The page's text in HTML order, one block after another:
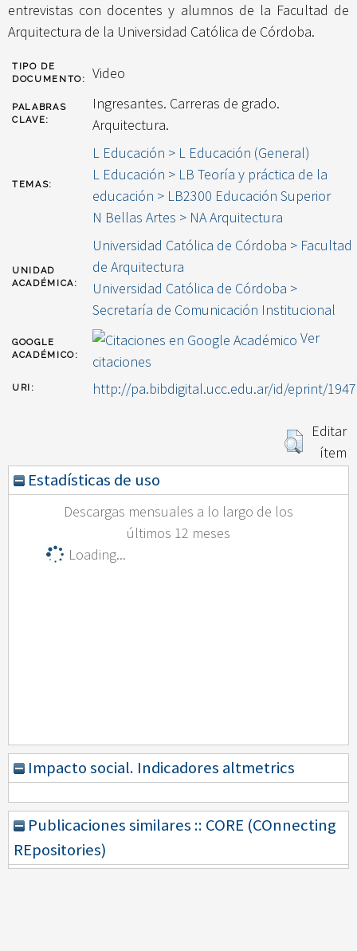
entrevistas con docentes y alumnos de la Facultad de
Arquitectura de la Universidad Católica de Córdoba.
TIPO DE
DOCUMENTO:
Video
PALABRAS
CLAVE:
Ingresantes. Carreras de grado.
Arquitectura.
TEMAS:
L Educación > L Educación (General)
L Educación > LB Teoría y práctica de la
educación > LB2300 Educación Superior
N Bellas Artes > NA Arquitectura
UNIDAD
ACADÉMICA:
Universidad Católica de Córdoba > Facultad
de Arquitectura
Universidad Católica de Córdoba >
Secretaría de Comunicación Institucional
GOOGLE
ACADÉMICO:
Ver
citaciones
URI: http://pa.bibdigital.ucc.edu.ar/id/eprint/1947
Editar
ítem
Estadísticas de uso
Descargas mensuales a lo largo de los
últimos 12 meses
Loading...
Impacto social. Indicadores altmetrics
Publicaciones similares :: CORE (COnnecting
REpositories)